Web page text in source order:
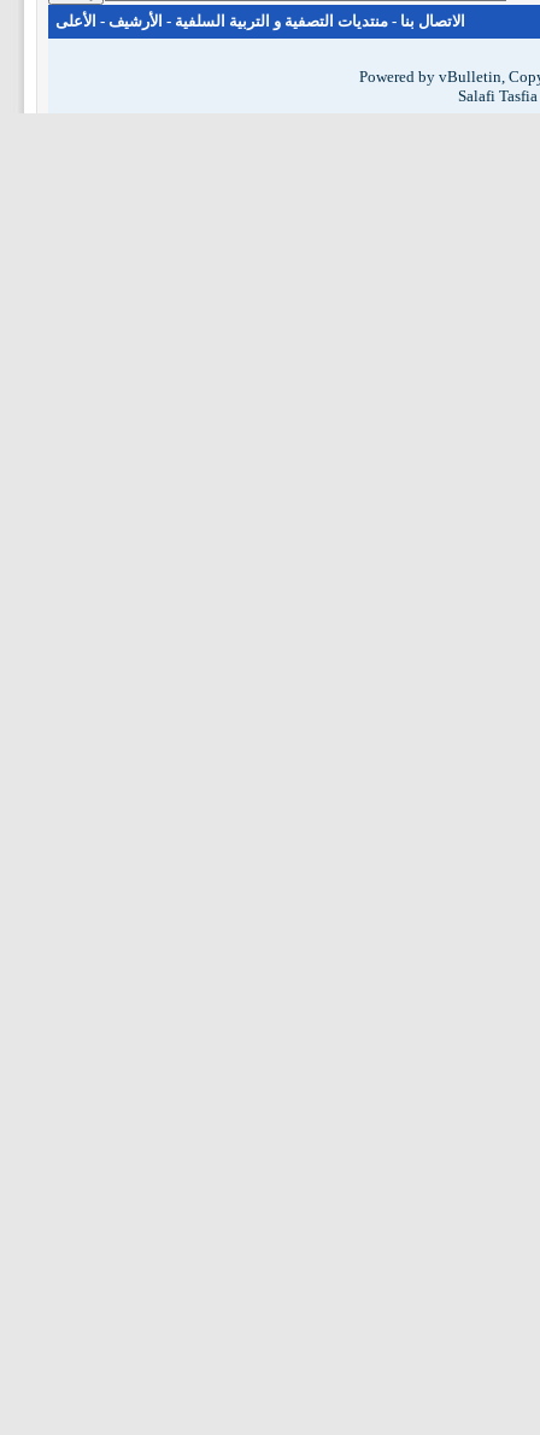
الاتصال بنا - منتديات التصفية و التربية السلفية - الأرشيف - الأعلى
Powered by vBulletin,
Salafi